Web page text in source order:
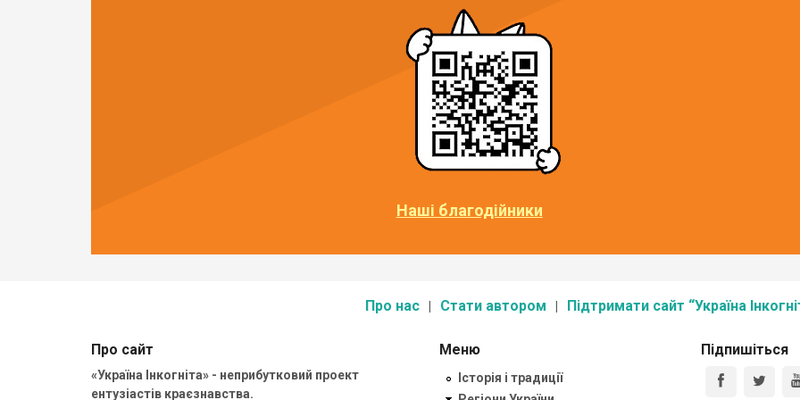
Наші благодійники
Про нас Стати автором Підтримати сайт “Україна
Про сайт
«Україна Інкогніта» - неприбутковий проект
ентузіастів краєзнавства.
Меню
Історія і традиції
Підпишіться